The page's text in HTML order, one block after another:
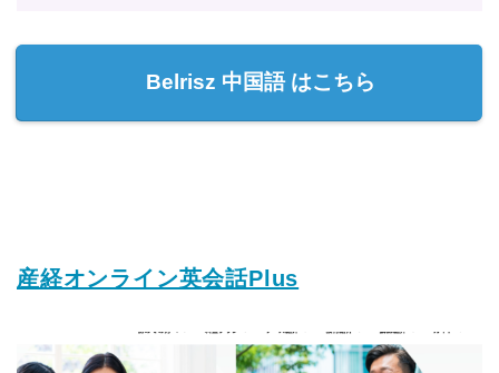
Belrisz 中国語 はこちら
産経オンライン英会話Plus